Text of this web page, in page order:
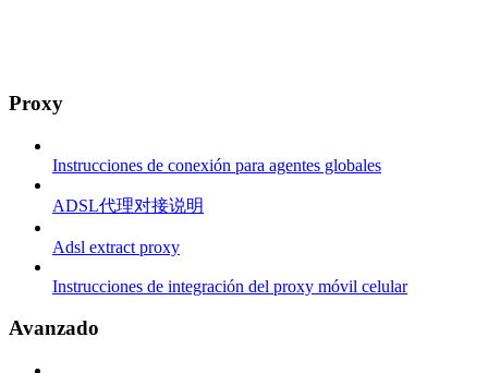
Proxy
Instrucciones de conexión para agentes globales
ADSL代理对接说明
Adsl extract proxy
Instrucciones de integración del proxy móvil celular
Avanzado